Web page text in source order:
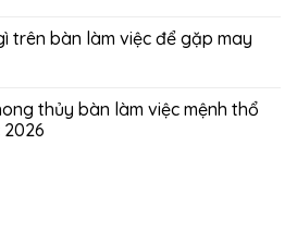
trên bàn làm việc để gặp may
thủy bàn làm việc mệnh thổ